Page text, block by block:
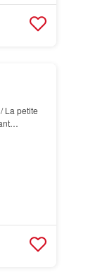
La petite